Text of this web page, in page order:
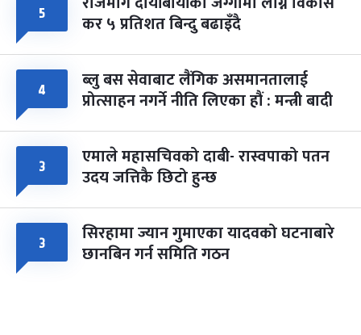
५ कर ५ प्रतिशत बिन्दु बढाइँदै
४ ब्लु बस सेवाबाट लैंगिक असमानतालाई
प्रोत्साहन नगर्ने नीति लिएका हौं : मन्त्री बादी
३ एमाले महासचिवको दाबी- रास्वपाको पतन
उदय जत्तिकै छिटो हुन्छ
३ सिरहामा ज्यान गुमाएका यादवको घटनाबारे
छानबिन गर्न समिति गठन